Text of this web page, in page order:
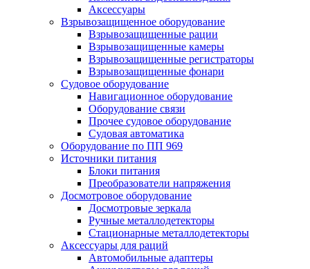
Аксессуары
Взрывозащищенное оборудование
Взрывозащищенные рации
Взрывозащищенные камеры
Взрывозащищенные регистраторы
Взрывозащищенные фонари
Судовое оборудование
Навигационное оборудование
Оборудование связи
Прочее судовое оборудование
Судовая автоматика
Оборудование по ПП 969
Источники питания
Блоки питания
Преобразователи напряжения
Досмотровое оборудование
Досмотровые зеркала
Ручные металлодетекторы
Стационарные металлодетекторы
Аксессуары для раций
Автомобильные адаптеры